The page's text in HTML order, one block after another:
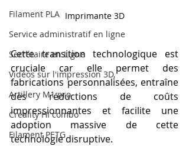
Filament PLA
Service administratif en ligne
Secrétaire en Ligne
Vidéos sur l'impression 3D,
Artillery M1 pro
Creality HI combo
Filament PETG
Imprimante 3D
Cette transition technologique est
cruciale car elle permet des
fabrications personnalisées, entraîne
des réductions de coûts
impressionnantes et facilite une
adoption massive de cette
technologie disruptive.